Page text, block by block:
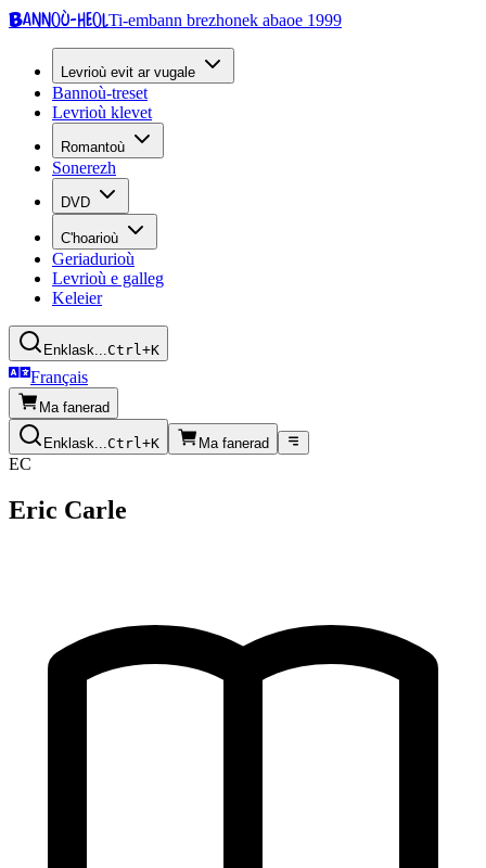
Bannoù-heolTi-embann brezhonek abaoe 1999
Levrioù evit ar vugale
Bannoù-treset
Levrioù klevet
Romantoù
Sonerezh
DVD
C'hoarioù
Geriadurioù
Levrioù e galleg
Keleier
Enklask...Ctrl+K
Français
Ma fanerad
Enklask...Ctrl+K Ma fanerad
EC
Eric Carle